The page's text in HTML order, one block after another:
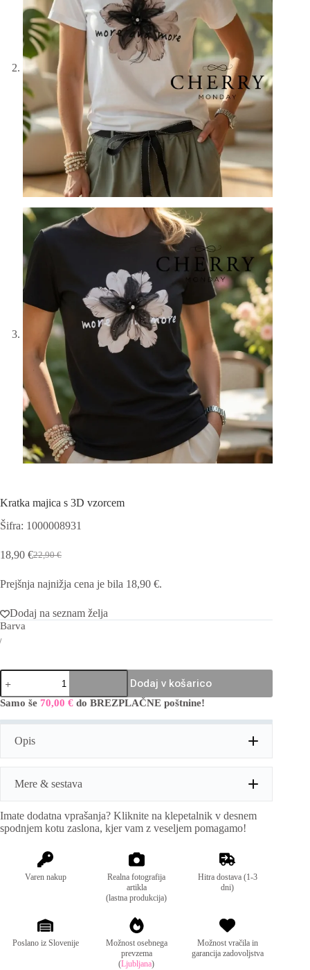
Kratka majica s 3D vzorcem
Šifra: 1000008931
22,90€
Izvirna
je
22,90 €.
18,90 €Trenutna
je:
Prejšnja najnižja cena je bila 18,90 €.
Dodaj na seznam želja
Barva
Kratka
majica
s
3D
vzorcem
Dodaj v košarico
A
v
e
Samo še 70,00 € do BREZPLAČNE poštnine!
Opis
Mere & sestava
Mere:obseg prsi: 92cm, dolžina: 65cm
Imate dodatna vprašanja? Kliknite na klepetalnik v desnem
spodnjem kotu zaslona, kjer vam z veseljem pomagamo!
Varen nakup
Realna fotografija
artikla
(lastna produkcija)
Hitra dostava (1-3
dni)
Poslano iz Slovenije
Možnost osebnega
prevzema
(Ljubljana)
Možnost vračila in
garancija zadovoljstva